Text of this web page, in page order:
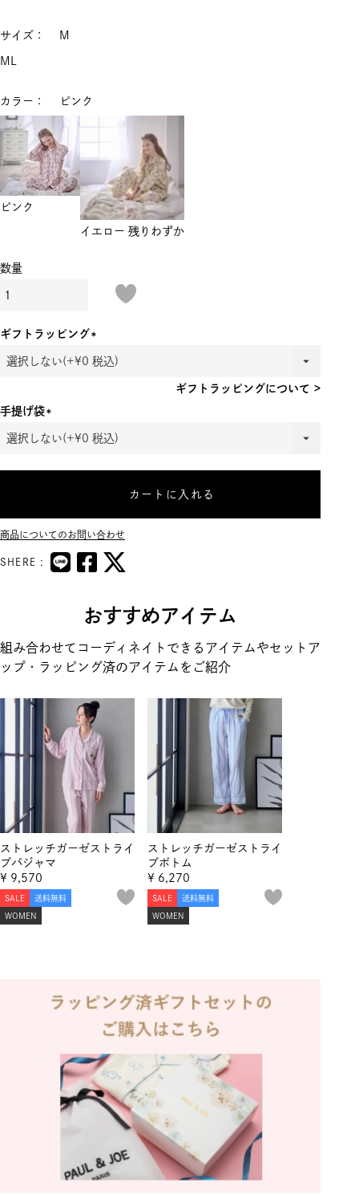
サイズ M
M
カラー ピンク
ピンク
イエロー 残りわずか
ギフトラッピング
(必
ギフトラッピングについて >
手提げ袋
(必
カートに入れる
商品についてのお問い合わせ
SHERE :
おすすめアイテム
組み合わせてコーディネイトできるアイテムやセットア
ップ・ラッピング済のアイテムをご紹介
ストレッチガーゼストライ
プパジャマ
SALE 送料無料
WOMEN
¥ 9,570
ストレッチガーゼストライ
プボトム
SALE 送料無料
WOMEN
¥ 6,270